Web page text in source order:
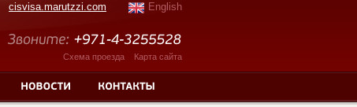
cisvisa.marutzzi.com English
Схема проезда Карта сайта